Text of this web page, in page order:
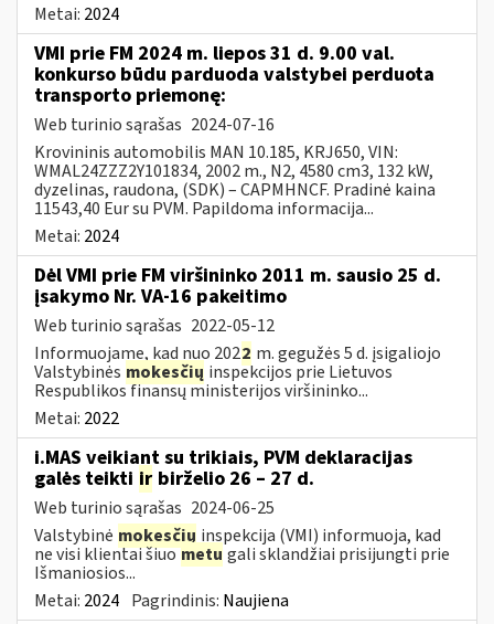
Metai: 2024
VMI prie FM 2024 m. liepos 31 d. 9.00 val.
konkurso būdu parduoda valstybei perduota
transporto priemonę:
Web turinio sąrašas 2024-07-16
Krovininis automobilis MAN 10.185, KRJ650, VIN:
WMAL24ZZZ2Y101834, 2002 m., N2, 4580 cm3, 132 kW,
dyzelinas, raudona, (SDK) – CAPMHNCF. Pradinė kaina
11543,40 Eur su PVM. Papildoma informacija...
Metai: 2024
Dėl VMI prie FM viršininko 2011 m. sausio 25 d.
įsakymo Nr. VA-16 pakeitimo
Web turinio sąrašas 2022-05-12
Informuojame, kad nuo 2022 m. gegužės 5 d. įsigaliojo
Valstybinės mokesčių inspekcijos prie Lietuvos
Respublikos finansų ministerijos viršininko...
Metai: 2022
i.MAS veikiant su trikiais, PVM deklaracijas
galės teikti ir birželio 26 – 27 d.
Web turinio sąrašas 2024-06-25
Valstybinė mokesčių inspekcija (VMI) informuoja, kad
ne visi klientai šiuometu gali sklandžiai prisijungti prie
Išmaniosios...
Metai: 2024 Pagrindinis: Naujiena